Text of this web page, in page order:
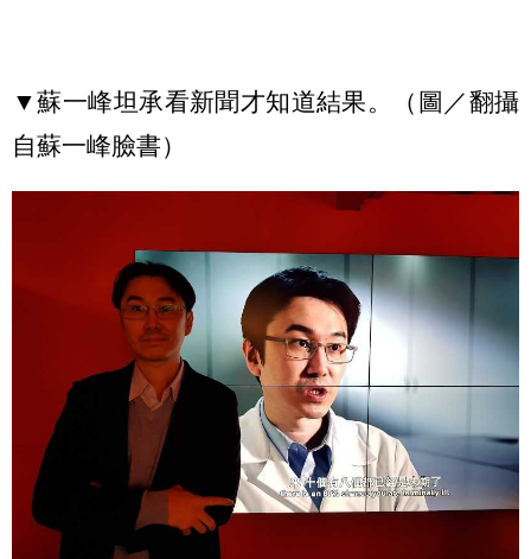
▼蘇一峰坦承看新聞才知道結果。（圖／翻攝
自蘇一峰臉書）